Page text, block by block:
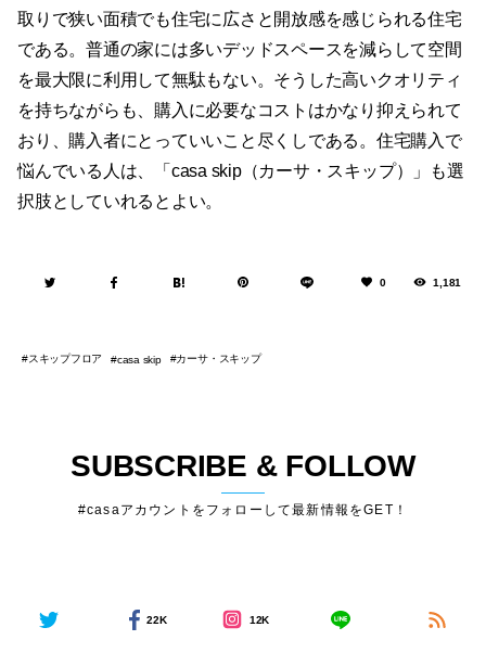
取りで狭い面積でも住宅に広さと開放感を感じられる住宅
である。普通の家には多いデッドスペースを減らして空間
を最大限に利用して無駄もない。そうした高いクオリティ
を持ちながらも、購入に必要なコストはかなり抑えられて
おり、購入者にとっていいこと尽くしである。住宅購入で
悩んでいる人は、「casa skip（カーサ・スキップ）」も選
択肢としていれるとよい。
0 1,181
スキップフロア casa skip カーサ・スキップ
SUBSCRIBE & FOLLOW
#casaアカウントをフォローして最新情報をGET！
22K 12K